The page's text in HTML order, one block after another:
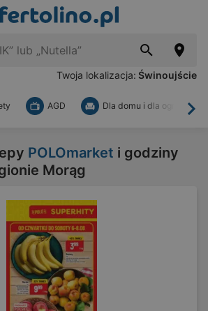
Twoja lokalizacja: Świnoujście
AGD Dla domu i dla ogrodu
POLOmarket i godziny
Morąg